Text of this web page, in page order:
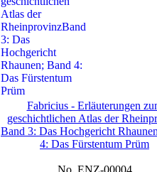
Fabricius - Erläuterungen
geschichtlichen Atlas der
Band 3: Das Hochgericht
4: Das Fürstentum Prüm
No. ENZ-00004